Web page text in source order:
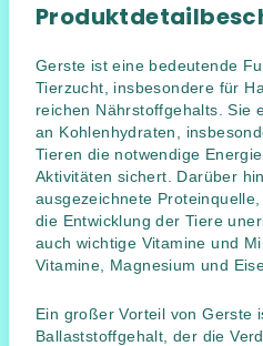
Gerste ist eine bedeutende
Tierzucht, insbesondere für
reichen Nährstoffgehalts. Sie
an Kohlenhydraten,
Tieren die notwendige
Aktivitäten sichert. Darüber
ausgezeichnete
die Entwicklung der Tiere
auch wichtige Vitamine und
Vitamine, Magnesium und
Ein großer Vorteil von Gerste
Ballaststoffgehalt, der die